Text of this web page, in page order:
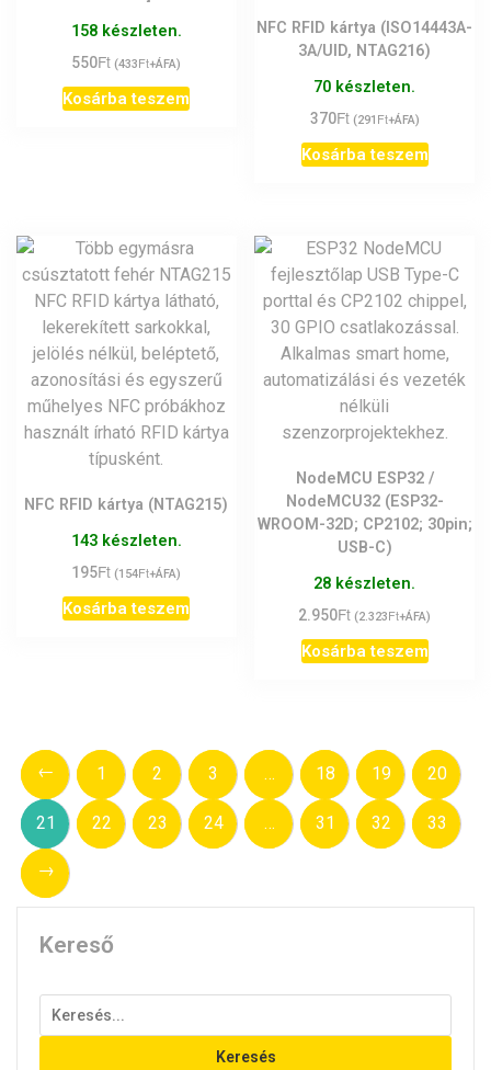
158 készleten.
550Ft (433Ft+ÁFA)
Kosárba teszem
NFC RFID kártya (ISO14443A-
3A/UID, NTAG216)
70 készleten.
370Ft (291 Ft+ÁFA)
Kosárba teszem
NFC RFID kártya (NTAG215)
143 készleten.
195Ft (154Ft+ÁFA)
Kosárba teszem
NodeMCU ESP32 /
NodeMCU32 (ESP32-
WROOM-32D; CP2102; 30pin;
USB-C)
28 készleten.
2.950Ft (2.323Ft+ÁFA)
Kosárba teszem
← 1 2 3 … 18 19 20
21 22 23 24 … 31 32 33
→
Kereső
Keresés